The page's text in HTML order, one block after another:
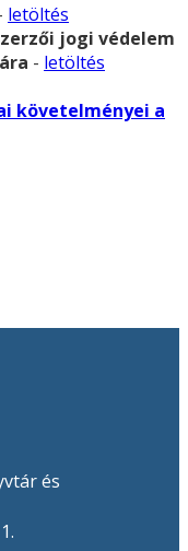
letöltés
jogi védelem
- letöltés
követelményei a
és